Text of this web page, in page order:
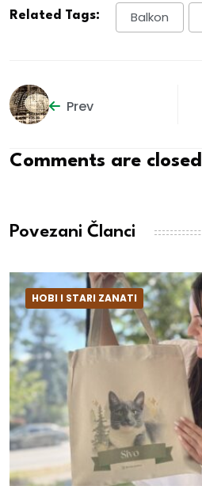
Related Tags: Balkon
Prev
Comments are closed
Povezani Članci
HOBI I STARI ZANATI